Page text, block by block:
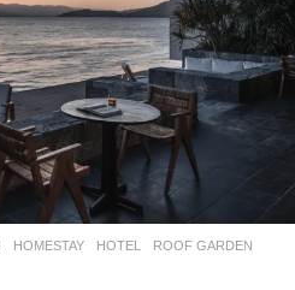
,HOMESTAY ,HOTEL ,ROOF GARDEN